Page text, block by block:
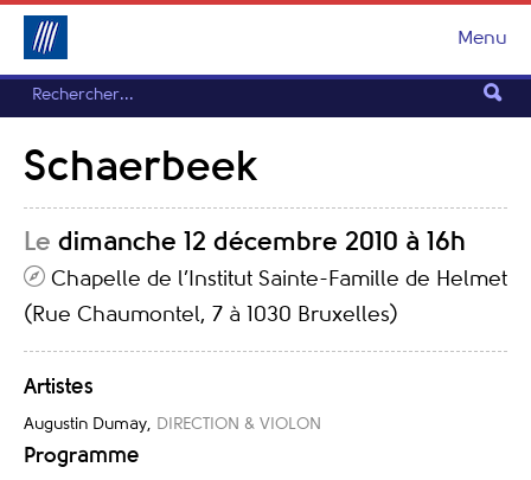
Menu
Schaerbeek
Le dimanche 12 décembre 2010 à 16h
Chapelle de l’Institut Sainte-Famille de Helmet
(Rue Chaumontel, 7 à 1030 Bruxelles)
Artistes
Augustin Dumay, DIRECTION & VIOLON
Programme